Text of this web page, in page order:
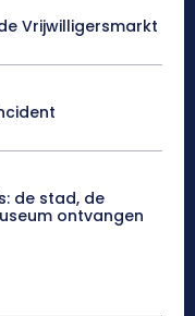
Vrijwilligersmarkt
de stad, de
ontvangen